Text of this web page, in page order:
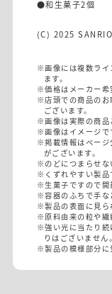
●和生菓子2個
(C) 2025
※画像には複数ライ
ます。
※価格はメーカー希
※店頭での商品のお
ございます。
※画像は実際の商品
※画像はイメージで
※掲載情報はページ
がございます。
※のどにつまらせな
※くずれやすい製品
※生菓子ですので開
※容器のふちで手な
※製品の表面に見ら
※原料由来の粒や繊
※強い光に当たり続
りはございません。
※製品の模様部分に